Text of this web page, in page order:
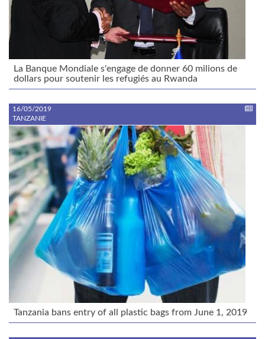
La Banque Mondiale s'engage de donner 60 milions de
dollars pour soutenir les refugiés au Rwanda
16/05/2019
TANZANIE
Tanzania bans entry of all plastic bags from June 1, 2019